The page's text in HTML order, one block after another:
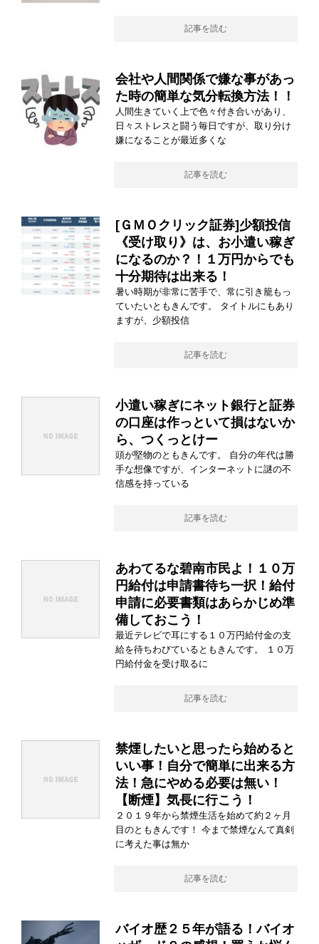
記事を読む
会社や人間関係で嫌な事があっ
た時の簡単な気分転換方法！！
人間生きていく上で色々付き合いがあり、
日々ストレスと闘う毎日ですが、取り分け
嫌になることが最近多くな
記事を読む
[ＧＭＯクリック証券]少額投信
《受け取り》は、お小遣い稼ぎ
になるのか？！１万円からでも
十分期待は出来る！
暑い時期が非常に苦手で、常に引き籠もっ
ていたいともきんです。 タイトルにもあり
ますが、少額投信
記事を読む
小遣い稼ぎにネット銀行と証券
の口座は作っといて損はないか
ら、つくっとけー
頭が堅物のともきんです。 自分の年代は勝
手な想像ですが、インターネットに謎の不
信感を持っている
記事を読む
あわてるな碧南市民よ！１０万
円給付は申請書待ち一択！給付
申請に必要書類はあらかじめ準
備しておこう！
最近テレビで耳にする１０万円給付金の支
給を待ちわびているともきんです。 １０万
円給付金を受け取るに
記事を読む
禁煙したいと思ったら始めると
いい事！自分で簡単に出来る方
法！急にやめる必要は無い！
【断煙】気長に行こう！
２０１９年から禁煙生活を始めて約２ヶ月
目のともきんです！ 今まで禁煙なんて真剣
に考えた事は無か
記事を読む
バイオ歴２５年が語る！バイオ